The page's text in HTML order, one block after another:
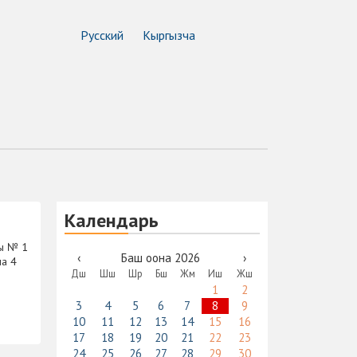
Русский Кыргызча
№ 1
4
Календарь
‹ Баш оона 2026 ›
Дш Шш Шр Бш Жм Иш Жш
1
2
3
4 5 6 7 8
9
10
11 12 13 14 15
16
17
18 19 20 21 22
23
24
25 26 27 28 29 30